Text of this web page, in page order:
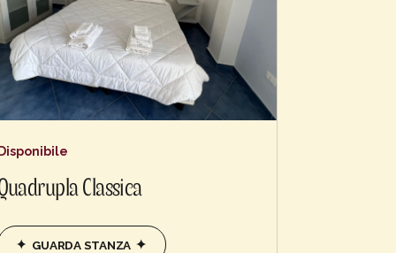
Classica
GUARDA STANZA